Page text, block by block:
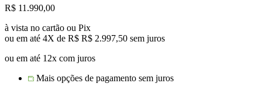
R$ 11.990,00
à vista no cartão ou Pix
ou em até 4X de R$ R$ 2.997,50 sem juros
ou em até 12x com juros
Mais opções de pagamento sem juros